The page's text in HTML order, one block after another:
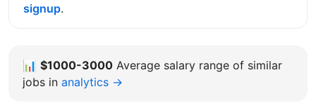
signup.
📊 $1000-3000 Average salary range of similar
jobs in analytics →